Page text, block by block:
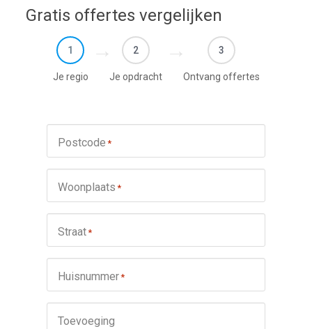
Gratis offertes vergelijken
1
Je regio
2
Je opdracht
3
Ontvang offertes
Postcode *
Woonplaats *
Straat*
Huisnummer*
Toevoeging